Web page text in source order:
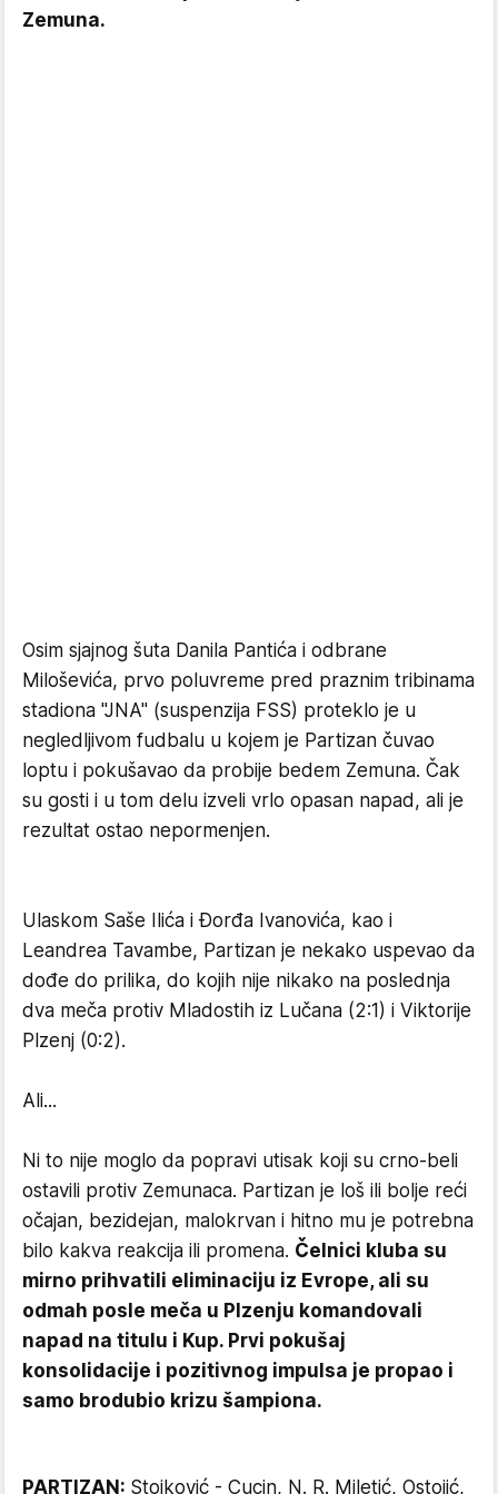
Zemuna.
Osim sjajnog šuta Danila Pantića i odbrane
Miloševića, prvo poluvreme pred praznim tribinama
stadiona "JNA" (suspenzija FSS) proteklo je u
negledljivom fudbalu u kojem je Partizan čuvao
loptu i pokušavao da probije bedem Zemuna. Čak
su gosti i u tom delu izveli vrlo opasan napad, ali je
rezultat ostao nepormenjen.
Ulaskom Saše Ilića i Đorđa Ivanovića, kao i
Leandrea Tavambe, Partizan je nekako uspevao da
dođe do prilika, do kojih nije nikako na poslednja
dva meča protiv Mladostih iz Lučana (2:1) i Viktorije
Plzenj (0:2).
Ali...
Ni to nije moglo da popravi utisak koji su crno-beli
ostavili protiv Zemunaca. Partizan je loš ili bolje reći
očajan, bezidejan, malokrvan i hitno mu je potrebna
bilo kakva reakcija ili promena. Čelnici kluba su
mirno prihvatili eliminaciju iz Evrope, ali su
odmah posle meča u Plzenju komandovali
napad na titulu i Kup. Prvi pokušaj
konsolidacije i pozitivnog impulsa je propao i
samo brodubio krizu šampiona.
PARTIZAN: Stojković - Cucin, N. R. Miletić, Ostojić,